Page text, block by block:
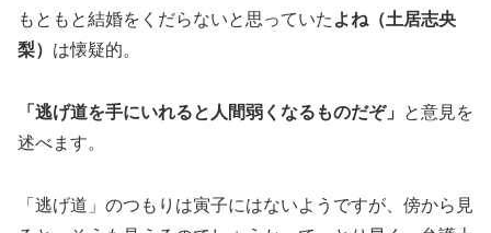
もともと結婚をくだらないと思っていた よね（土居志央
梨） は懐疑的。
「逃げ道を手にいれると人間弱くなるものだぞ」
と意見を
述べます。
「逃げ道」のつもりは寅子にはないようですが、傍から見